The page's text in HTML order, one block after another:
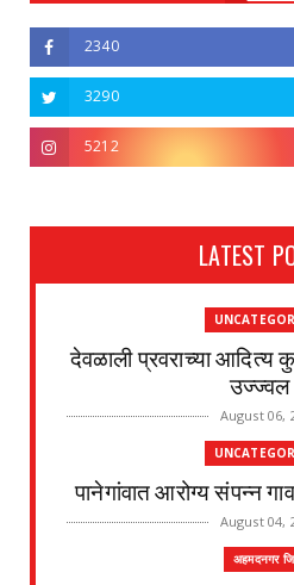
2340
3290
5212
LATEST
देवळाली प्रवराच्या आदित्य
उज्ज्वल
August 06,
पानेगांवात आरोग्य संपन्न
August 04,
अहमदनगर